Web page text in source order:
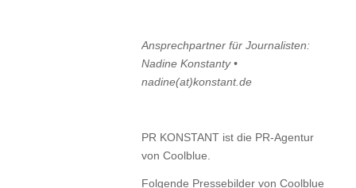
Ansprechpartner für Journalisten:
Nadine Konstanty •
nadine(at)konstant.de
PR KONSTANT ist die PR-Agentur
von Coolblue.
Folgende Pressebilder von Coolblue